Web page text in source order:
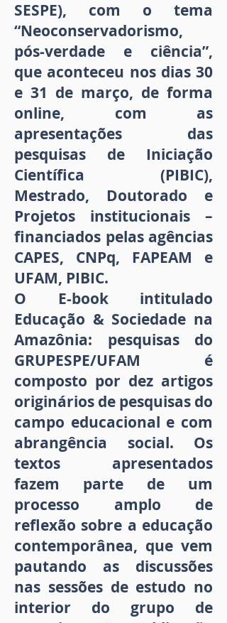
SESPE), com o tema
“Neoconservadorismo,
pós-verdade e ciência”,
que aconteceu nos dias 30
e 31 de março, de forma
online, com as
apresentações das
pesquisas de Iniciação
Científica (PIBIC),
Mestrado, Doutorado e
Projetos institucionais –
financiados pelas agências
CAPES, CNPq, FAPEAM e
UFAM, PIBIC.
O E-book intitulado
Educação & Sociedade na
Amazônia: pesquisas do
GRUPESPE/UFAM é
composto por dez artigos
originários de pesquisas do
campo educacional e com
abrangência social. Os
textos apresentados
fazem parte de um
processo amplo de
reflexão sobre a educação
contemporânea, que vem
pautando as discussões
nas sessões de estudo no
interior do grupo de